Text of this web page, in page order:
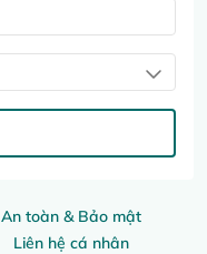
An toàn & Bảo mật
Liên hệ cá nhân